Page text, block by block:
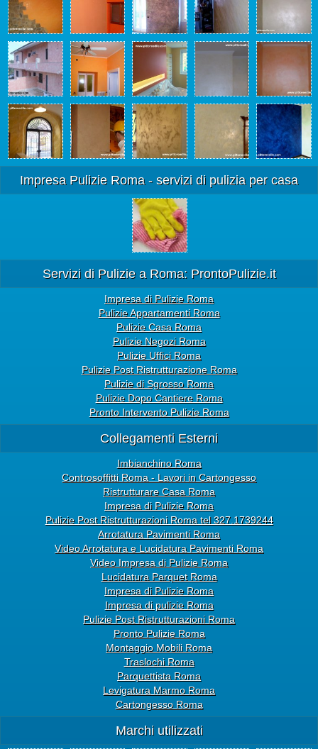
Impresa Pulizie Roma - servizi di pulizia per casa
Servizi di Pulizie a Roma: ProntoPulizie.it
Impresa di Pulizie Roma
Pulizie Appartamenti Roma
Pulizie Casa Roma
Pulizie Negozi Roma
Pulizie Uffici Roma
Pulizie Post Ristrutturazione Roma
Pulizie di Sgrosso Roma
Pulizie Dopo Cantiere Roma
Pronto Intervento Pulizie Roma
Collegamenti Esterni
Imbianchino Roma
Controsoffitti Roma - Lavori in Cartongesso
Ristrutturare Casa Roma
Impresa di Pulizie Roma
Pulizie Post Ristrutturazioni Roma tel 327.1739244
Arrotatura Pavimenti Roma
Video Arrotatura e Lucidatura Pavimenti Roma
Video Impresa di Pulizie Roma
Lucidatura Parquet Roma
Impresa di Pulizie Roma
Impresa di pulizie Roma
Pulizie Post Ristrutturazioni Roma
Pronto Pulizie Roma
Montaggio Mobili Roma
Traslochi Roma
Parquettista Roma
Levigatura Marmo Roma
Cartongesso Roma
Marchi utilizzati